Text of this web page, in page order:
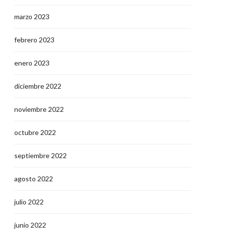
marzo 2023
febrero 2023
enero 2023
diciembre 2022
noviembre 2022
octubre 2022
septiembre 2022
agosto 2022
julio 2022
junio 2022